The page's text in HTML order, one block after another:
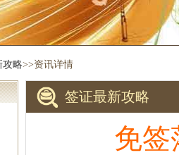
攻略>>资讯详情
签证最新攻略
免签